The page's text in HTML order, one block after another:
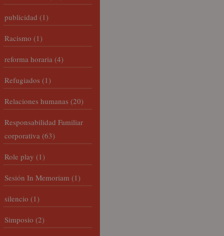
publicidad (1)
Racismo (1)
reforma horaria (4)
Refugiados (1)
Relaciones humanas (20)
Responsabilidad Familiar
corporativa (63)
Role play (1)
Sesión In Memoriam (1)
silencio (1)
Simposio (2)